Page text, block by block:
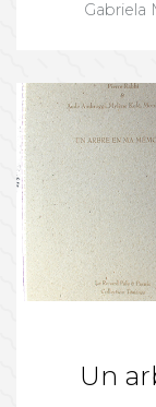
Gabriela
Un